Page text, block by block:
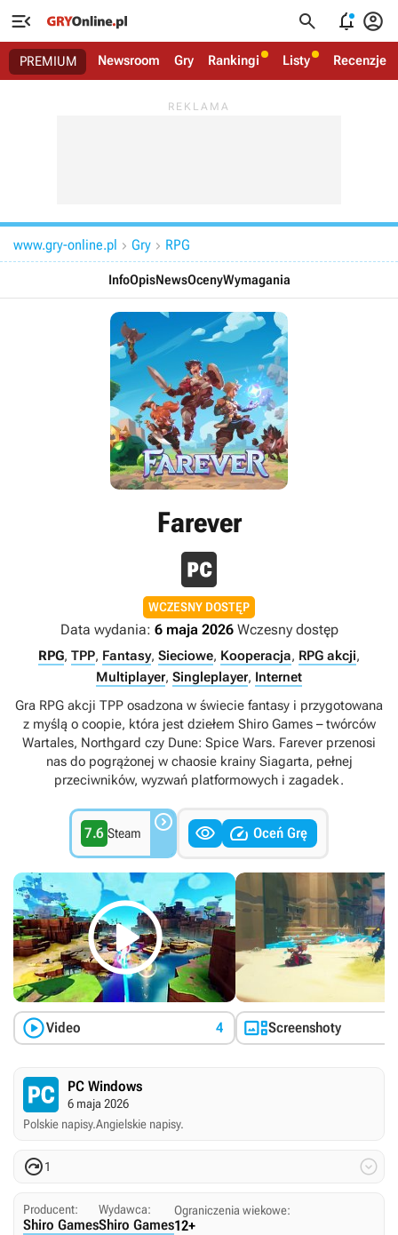
   
PREMIUM Newsroom Gry Rankingi Listy Recenzje
www.gry-online.pl  Gry  RPG
InfoOpisNewsOcenyWymagania
Farever
WCZESNY DOSTĘP
Data wydania: 6 maja 2026Wczesny dostęp
RPG, TPP, Fantasy, Sieciowe, Kooperacja, RPG akcji,
Multiplayer, Singleplayer, Internet
Gra RPG akcji TPP osadzona w świecie fantasy i przygotowana
z myślą o coopie, która jest dziełem Shiro Games – twórców
Wartales, Northgard czy Dune: Spice Wars. Farever przenosi
nas do pogrążonej w chaosie krainy Siagarta, pełnej
przeciwników, wyzwań platformowych i zagadek.
7.6 Steam    Oceń Grę

Video 4 Screenshoty
PC Windows
6 maja 2026
Polskie napisy.Angielskie napisy.
1 
Producent:
Shiro Games
Wydawca:
Shiro Games
Ograniczenia wiekowe:
12+